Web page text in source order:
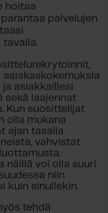
hoitaa
palvelujen
tavalla.
asiakkaillesi
sekä laajennat
Kun suosittelijat
olla mukana
ajan tasalla
vahvistat
näillä voi olla suuri
niin
kuin sinullekin.
tehdä